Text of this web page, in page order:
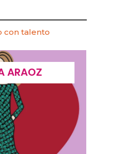
con talento
ARAOZ